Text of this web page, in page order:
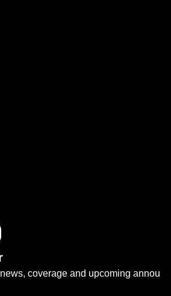
coverage and upcoming annou